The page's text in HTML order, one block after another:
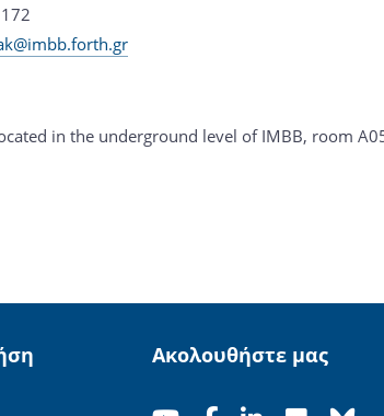
in the underground level of IMBB, room
Ακολουθήστε μας